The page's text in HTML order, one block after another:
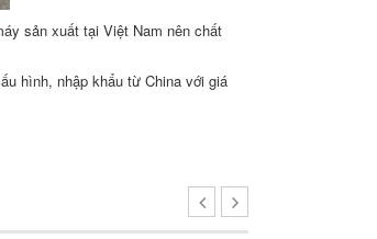
sản xuất tại Việt Nam nên chất
hình, nhập khẩu từ China với giá